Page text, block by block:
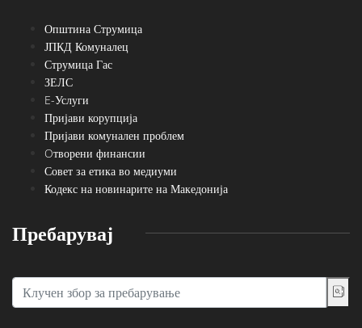
Општина Струмица
ЈПКД Комуналец
Струмица Гас
ЗЕЛС
E-Услуги
Пријави корупција
Пријави комунален проблем
Oтворени финансии
Совет за етика во медиуми
Кодекс на новинарите на Македонија
Пребарувај